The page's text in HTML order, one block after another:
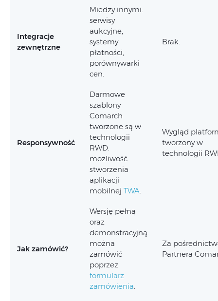
Integracje
zewnętrzne
Miedzy innymi:
serwisy
aukcyjne,
systemy
płatności,
porównywarki
cen.
Brak.
Responsywność
Darmowe
szablony
Comarch
tworzone są w
technologii
RWD.
możliwość
stworzenia
aplikacji
mobilnej TWA
Wygląd
tworzony w
technologii
Jak zamówić?
Wersję pełną
oraz
demonstracyjną
można
zamówić
poprzez
formularz
zamówienia
Za
Partnera